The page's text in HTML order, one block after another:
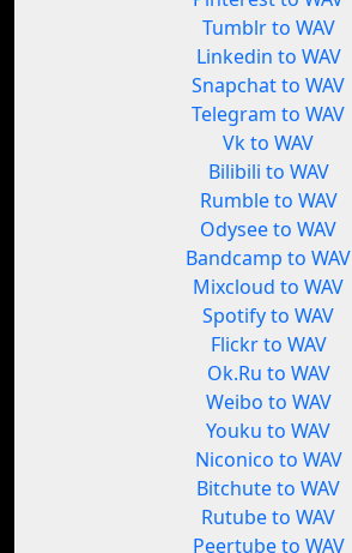
Tumblr to WAV
Linkedin to WAV
Snapchat to WAV
Telegram to WAV
Vk to WAV
Bilibili to WAV
Rumble to WAV
Odysee to WAV
Bandcamp to WAV
Mixcloud to WAV
Spotify to WAV
Flickr to WAV
Ok.Ru to WAV
Weibo to WAV
Youku to WAV
Niconico to WAV
Bitchute to WAV
Rutube to WAV
Peertube to WAV